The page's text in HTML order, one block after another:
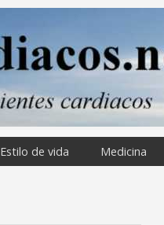
Estilo de vida Medicina